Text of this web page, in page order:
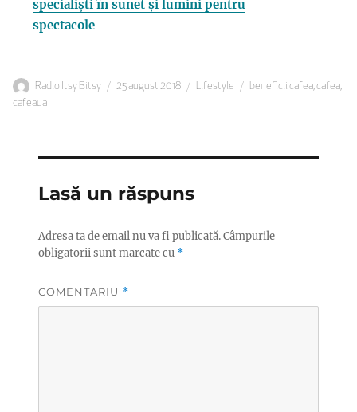
specialiști în sunet și lumini pentru
spectacole
Autor
Radio Itsy Bitsy
Publicat
25 august 2018 Categorii
Lifestyle Etichete
beneficii cafea,cafea,
cafeaua
Lasă un răspuns
Adresa ta de email nu va fi publicată.Câmpurile
obligatorii sunt marcate cu *
COMENTARIU *